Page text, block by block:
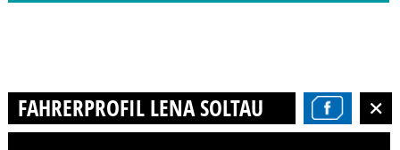
FAHRERPROFIL LENA SOLTAU